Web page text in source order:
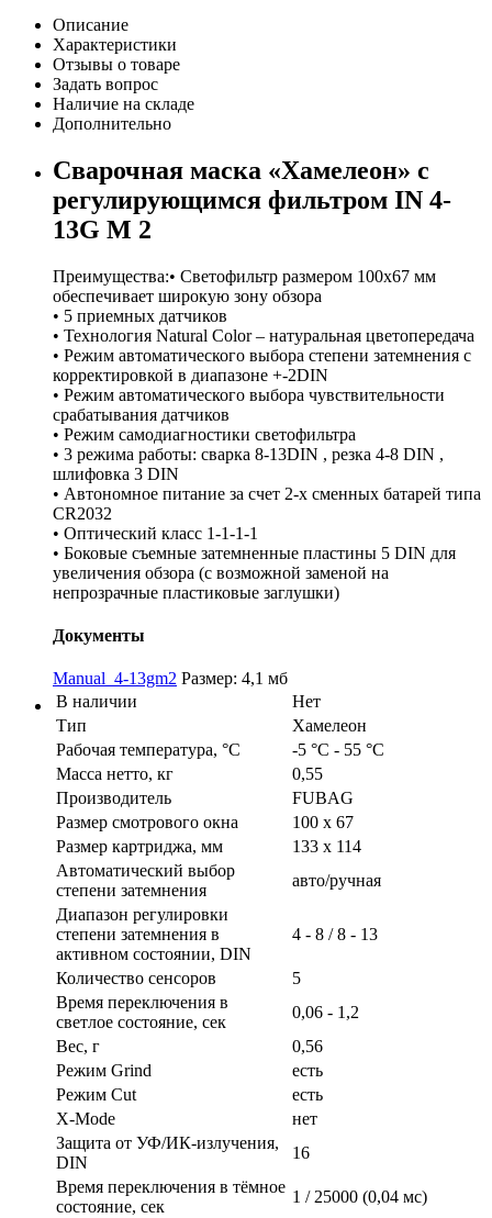
Описание
Характеристики
Отзывы о товаре
Задать вопрос
Наличие на складе
Дополнительно
Сварочная маска «Хамелеон» с
регулирующимся фильтром IN 4-
13G M 2
Преимущества:• Светофильтр размером 100х67 мм
обеспечивает широкую зону обзора
• 5 приемных датчиков
• Технология Natural Color – натуральная цветопередача
• Режим автоматического выбора степени затемнения с
корректировкой в диапазоне +-2DIN
• Режим автоматического выбора чувствительности
срабатывания датчиков
• Режим самодиагностики светофильтра
• 3 режима работы: сварка 8-13DIN , резка 4-8 DIN ,
шлифовка 3 DIN
• Автономное питание за счет 2-х сменных батарей типа
CR2032
• Оптический класс 1-1-1-1
• Боковые съемные затемненные пластины 5 DIN для
увеличения обзора (с возможной заменой на
непрозрачные пластиковые заглушки)
Документы
Manual_4-13gm2 Размер: 4,1 мб
В наличии
Нет
Тип
Хамелеон
Рабочая температура, °C
-5 °С - 55 °С
Масса нетто, кг
0,55
Производитель
FUBAG
Размер смотрового окна
100 x 67
Размер картриджа, мм
133 x 114
Автоматический выбор
степени затемнения
авто/ручная
Диапазон регулировки
степени затемнения в
активном состоянии, DIN
4 - 8 / 8 - 13
Количество сенсоров
5
Время переключения в
светлое состояние, сек
0,06 - 1,2
Вес, г
0,56
Режим Grind
есть
Режим Cut
есть
X-Mode
нет
Защита от УФ/ИК-излучения,
DIN
16
Время переключения в тёмное
состояние, сек
1 / 25000 (0,04 мс)